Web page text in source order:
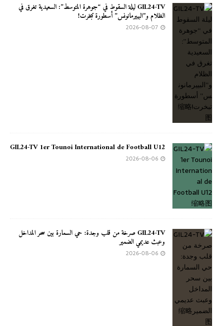
GIL24-TV ليلة السقوط في “جوهرة المتوسط”: السعيدية تغرق في
الظلام و”البييرمانونس” أسطورة تبخرت!
2026-08-07
GIL24-TV 1er Tounoi International de Football U12
2026-08-06
GIL24-TV صرخة من قلب وجدة: حي السمارة بين سحر المداخل
وعبث عديمي الضمير
2026-08-06